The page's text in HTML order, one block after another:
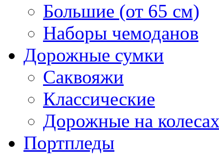
Большие (от 65 см)
Наборы чемоданов
Дорожные сумки
Саквояжи
Классические
Дорожные на
Портпледы